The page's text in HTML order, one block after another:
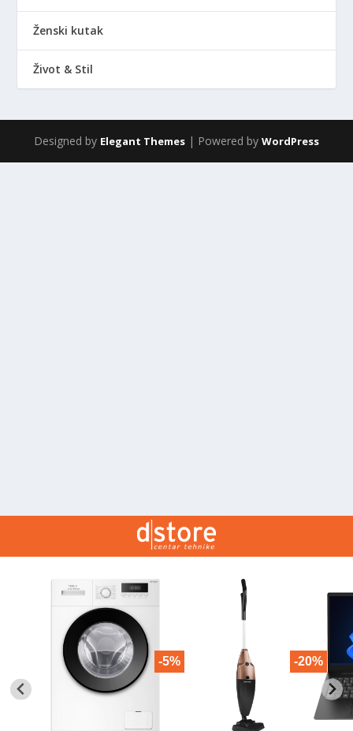
Ženski kutak
Život & Stil
Designed by Elegant Themes | Powered by WordPress